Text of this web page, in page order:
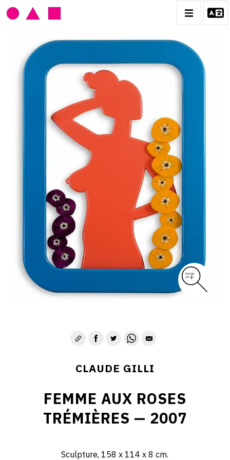
CLAUDE GILLI
BIOGRAPHIE
CATALOGUE DES OEUVRES
LES EX-VOTO
LES OUTILS DU PEINTRE
LES TIRS, CIBLES ET FLIPPERS
PORTRAITS, PAYSAGES ET DÉCOUPAGES
CONTACT
CLAUDE GILLI
FEMME AUX ROSES
TRÉMIÈRES — 2007
Sculpture, 158 x 114 x 8 cm.